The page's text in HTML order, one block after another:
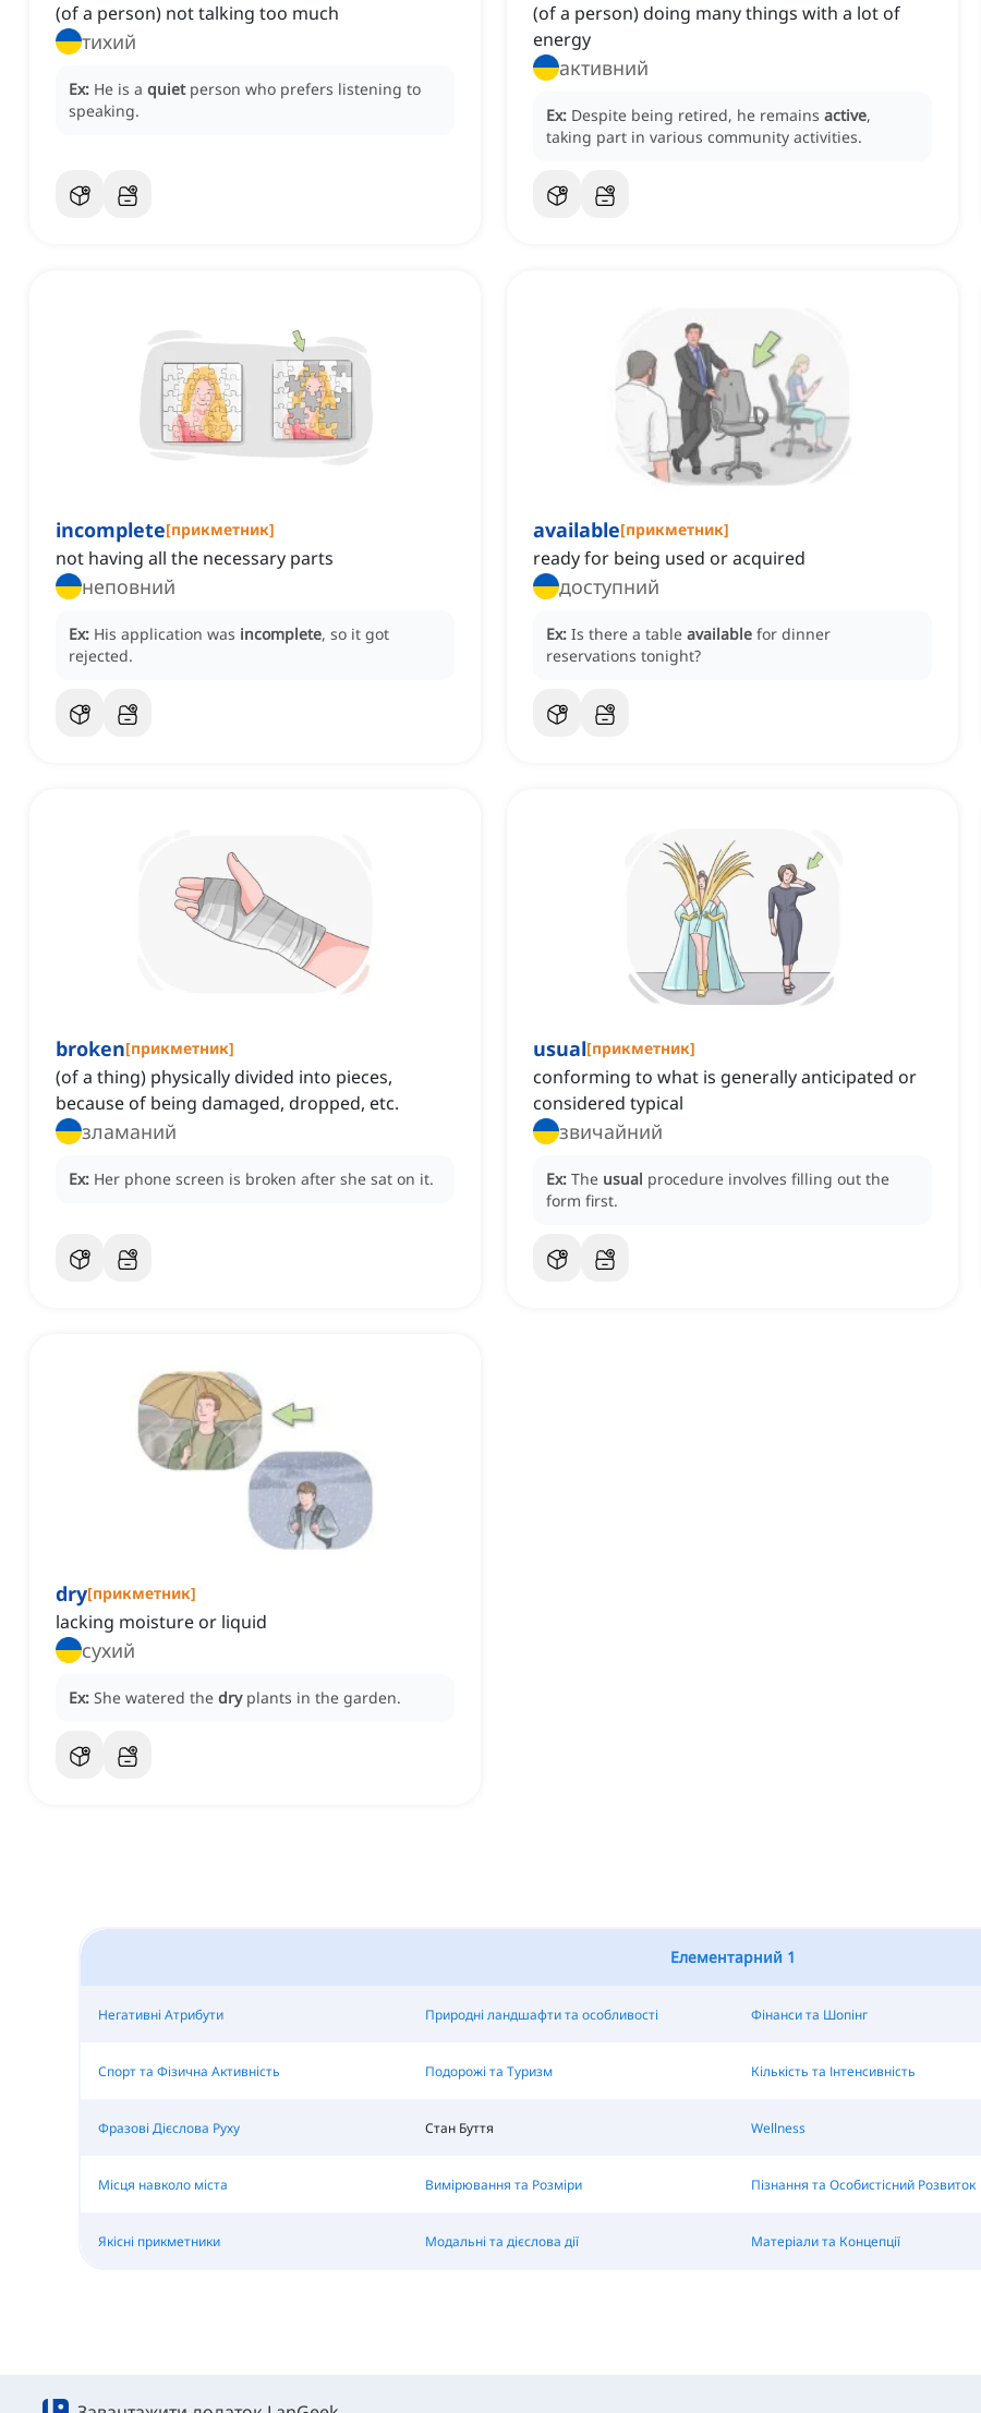
(of a person) not talking too much
тихий
Ex: He is a quiet person who prefers listening to
speaking.
(of a person) doing many things with a lot of
energy
активний
Ex: Despite being retired, he remains active,
taking part in various community activities.
incomplete[прикметник]
not having all the necessary parts
неповний
Ex: His application was incomplete, so it got
rejected.
available[прикметник]
ready for being used or acquired
доступний
Ex: Is there a table available for dinner
reservations tonight?
broken[прикметник]
(of a thing) physically divided into pieces,
because of being damaged, dropped, etc.
зламаний
Ex: Her phone screen is broken after she sat on it.
usual[прикметник]
conforming to what is generally anticipated or
considered typical
звичайний
Ex: The usual procedure involves filling out the
form first.
dry[прикметник]
lacking moisture or liquid
сухий
Ex: She watered the dry plants in the garden.
Елементарний 1
Негативні Атрибути Природні ландшафти та особливості Фінанси та Шопінг
Спорт та Фізична Активність Подорожі та Туризм Кількість та Інтенсивність
Фразові Дієслова Руху Стан Буття Wellness
Місця навколо міста Вимірювання та Розміри Пізнання та Особистісний Розвиток
Якісні прикметники Модальні та дієслова дії Матеріали та Концепції